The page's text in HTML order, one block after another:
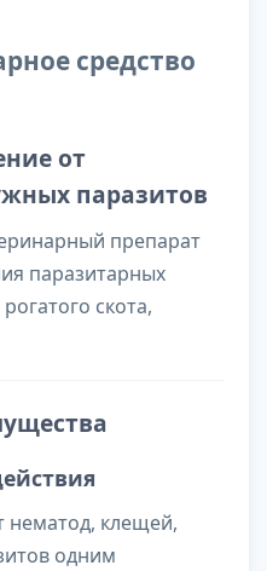
средство
от
паразитов
препарат
паразитарных
скота,
нематод, клещей,
одним